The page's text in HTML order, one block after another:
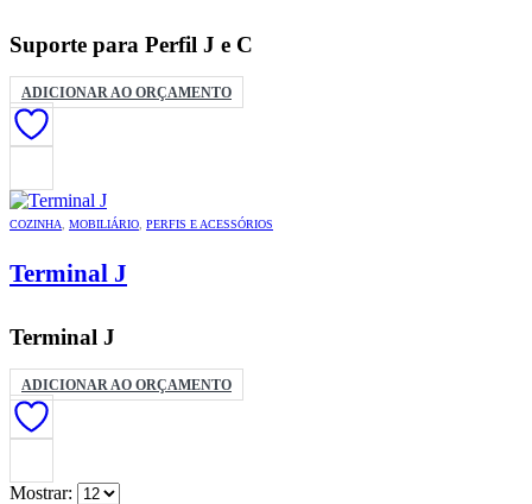
Suporte para Perfil J e C
ADICIONAR AO ORÇAMENTO
COZINHA MOBILIÁRIO PERFIS E ACESSÓRIOS
Terminal J
Terminal J
ADICIONAR AO ORÇAMENTO
Mostrar: